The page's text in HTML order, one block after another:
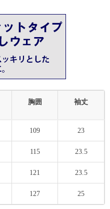
胸囲 袖丈
109 23
115 23.5
121 23.5
127 25